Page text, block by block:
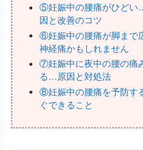
⑤妊娠中の腰痛がひどい
因と改善のコツ
⑥妊娠中の腰痛が脚まで
神経痛かもしれません
⑦妊娠中に夜中の腰の痛
る…原因と対処法
⑧妊娠中の腰痛を予防す
ぐできること